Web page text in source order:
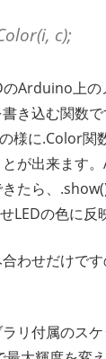
c);
のArduino上の
き込む関数
様に.Color関
が出来ます
たら、
LEDの色に反
わせだけで
リ付属のスケ